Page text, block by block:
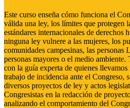
Este curso enseña cómo funciona el
válida una ley, los límites que protegen
estándares internacionales de derechos
ninguna ley vulnere a las mujeres, los
comunidades campesinas, las
personas mayores o el medio ambiente.
con la guía experta de quienes llevamos
trabajo de incidencia ante el Congreso,
diversos proyectos de ley y actos
Congresistas en la redacción de
analizando el comportamiento del